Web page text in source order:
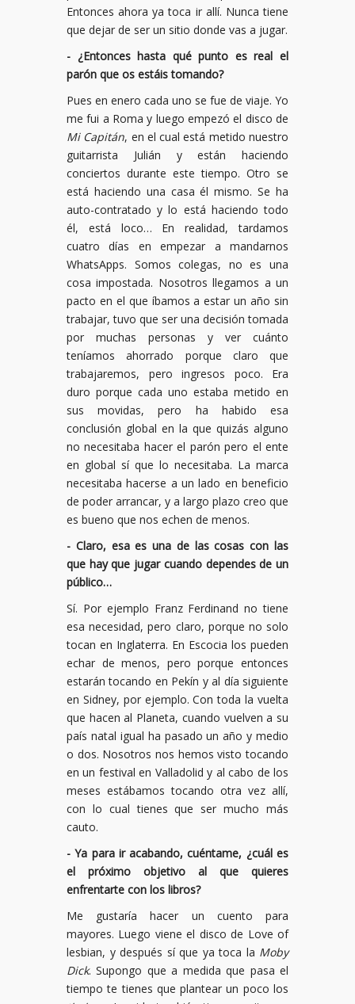
Entonces ahora ya toca ir allí. Nunca tiene
que dejar de ser un sitio donde vas a jugar.
- ¿Entonces hasta qué punto es real el
parón que os estáis tomando?
Pues en enero cada uno se fue de viaje. Yo
me fui a Roma y luego empezó el disco de
Mi Capitán, en el cual está metido nuestro
guitarrista Julián y están haciendo
conciertos durante este tiempo. Otro se
está haciendo una casa él mismo. Se ha
auto-contratado y lo está haciendo todo
él, está loco… En realidad, tardamos
cuatro días en empezar a mandarnos
WhatsApps. Somos colegas, no es una
cosa impostada. Nosotros llegamos a un
pacto en el que íbamos a estar un año sin
trabajar, tuvo que ser una decisión tomada
por muchas personas y ver cuánto
teníamos ahorrado porque claro que
trabajaremos, pero ingresos poco. Era
duro porque cada uno estaba metido en
sus movidas, pero ha habido esa
conclusión global en la que quizás alguno
no necesitaba hacer el parón pero el ente
en global sí que lo necesitaba. La marca
necesitaba hacerse a un lado en beneficio
de poder arrancar, y a largo plazo creo que
es bueno que nos echen de menos.
- Claro, esa es una de las cosas con las
que hay que jugar cuando dependes de un
público…
Sí. Por ejemplo Franz Ferdinand no tiene
esa necesidad, pero claro, porque no solo
tocan en Inglaterra. En Escocia los pueden
echar de menos, pero porque entonces
estarán tocando en Pekín y al día siguiente
en Sidney, por ejemplo. Con toda la vuelta
que hacen al Planeta, cuando vuelven a su
país natal igual ha pasado un año y medio
o dos. Nosotros nos hemos visto tocando
en un festival en Valladolid y al cabo de los
meses estábamos tocando otra vez allí,
con lo cual tienes que ser mucho más
cauto.
- Ya para ir acabando, cuéntame, ¿cuál es
el próximo objetivo al que quieres
enfrentarte con los libros?
Me gustaría hacer un cuento para
mayores. Luego viene el disco de Love of
lesbian, y después sí que ya toca la Moby
Dick. Supongo que a medida que pasa el
tiempo te tienes que plantear un poco los